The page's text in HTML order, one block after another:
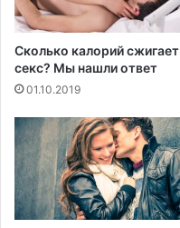
н
ы
р
о
с
и
й
с
и
и
ц
и
п
о
в
О
М
б
Сколько калорий сжигает
секс? Мы нашли ответ
01.10.2019